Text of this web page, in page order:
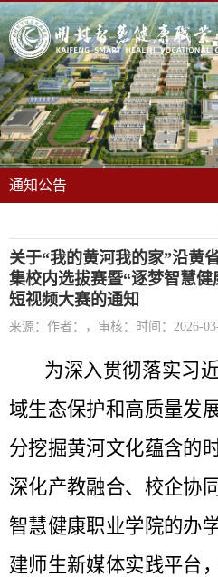
通知公告
关于“我的黄河我的家”沿黄
集校内选拔赛暨“逐梦智慧健
短视频大赛的通知
来源： 作者：，审核： 时间：2026-
为深入贯彻落实习
域生态保护和高质量发
分挖掘黄河文化蕴含的
深化产教融合、校企协
智慧健康职业学院的办
建师生新媒体实践平台